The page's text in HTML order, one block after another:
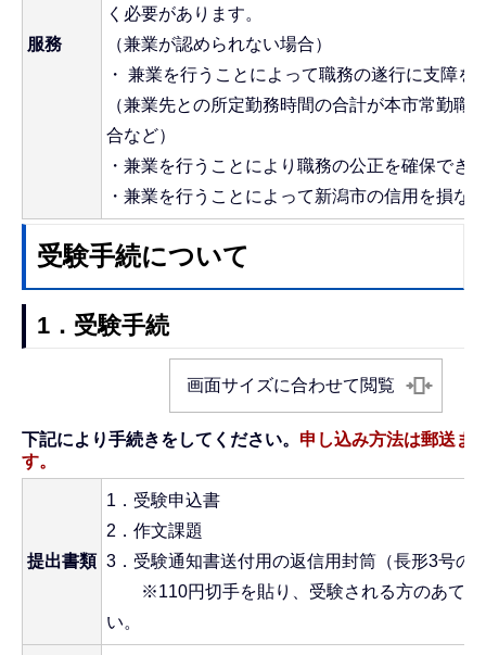
服務
く必要があります。
（兼業が認められない場合）
・ 兼業を行うことによって職務の遂行に支障を
（兼業先との所定勤務時間の合計が本市常勤職
合など）
・兼業を行うことにより職務の公正を確保でき
・兼業を行うことによって新潟市の信用を損な
受験手続について
1．受験手続
画面サイズに合わせて閲覧
下記により手続きをしてください。 申し込み方法は郵送ま
す。
提出書類
1．受験申込書
2．作文課題
3．受験通知書送付用の返信用封筒（長形3号の
※110円切手を貼り、受験される方のあて名
い。